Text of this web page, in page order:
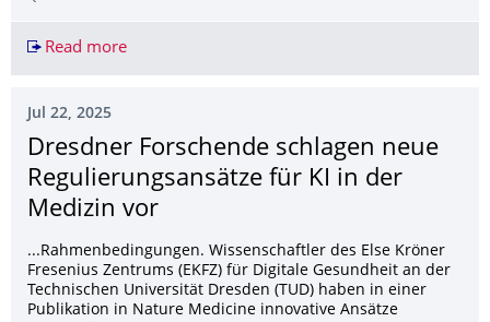
Read moreKommt die erste Chip-Fabrik von FMC nach
Jul 22, 2025
Dresdner Forschende schlagen neue
Regulierung­sansätze für KI in der
Medizin vor
...Rahmenbedingungen. Wissenschaftler des Else Kröner
Fresenius Zentrums (EKFZ) für Digitale Gesundheit an der
Technischen Universität Dresden (TUD) haben in einer
Publikation in Nature Medicine innovative Ansätze